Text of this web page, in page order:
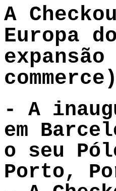
A
Europa
commerce)
- A
em
o seu
Porto,